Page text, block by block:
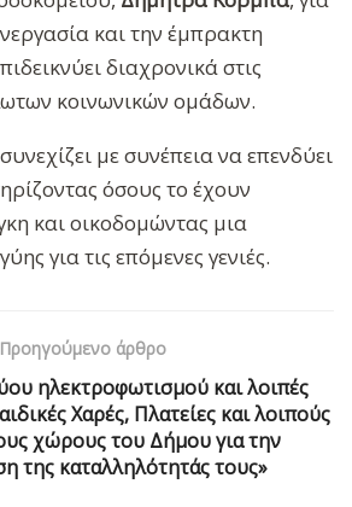
και την έμπρακτη
διαχρονικά στις
κοινωνικών ομάδων.
με συνέπεια να επενδύει
όσους το έχουν
και οικοδομώντας μια
για τις επόμενες γενιές.
Προηγούμενο άρθρο
ηλεκτροφωτισμού και λοιπές
Χαρές, Πλατείες και λοιπούς
χώρους του Δήμου για την
της καταλληλότητάς τους»